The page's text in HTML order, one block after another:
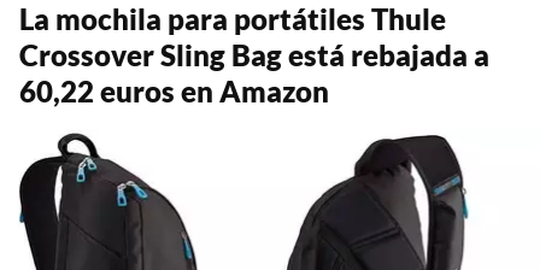
La mochila para portátiles Thule
Crossover Sling Bag está rebajada a
60,22 euros en Amazon